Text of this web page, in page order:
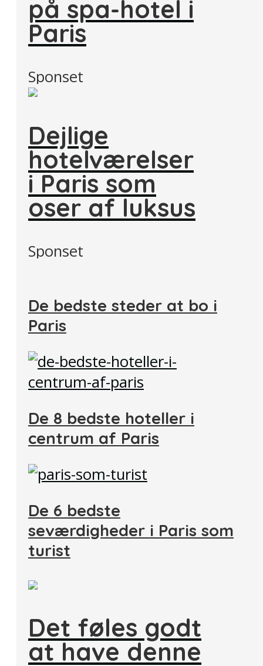
på spa-hotel i
Paris
Sponset
Dejlige
hotelværelser
i Paris som
oser af luksus
Sponset
De bedste steder at bo i
Paris
De 8 bedste hoteller i
centrum af Paris
De 6 bedste
seværdigheder i Paris som
turist
Det føles godt
at have denne